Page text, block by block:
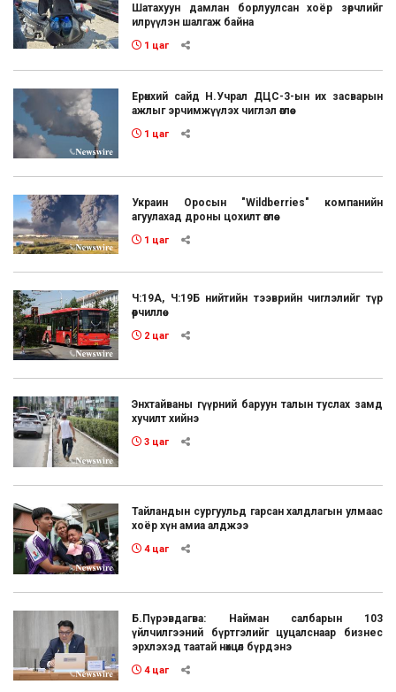
Шатахуун дамлан борлуулсан хоёр зөрчлийг
илрүүлэн шалгаж байна
1 цаг
Ерөнхий сайд Н.Учрал ДЦС-3-ын их засварын
ажлыг эрчимжүүлэх чиглэл өглөө
1 цаг
Украин Оросын "Wildberries" компанийн
агуулахад дроны цохилт өглөө
1 цаг
Ч:19А, Ч:19Б нийтийн тээврийн чиглэлийг түр
өөрчиллөө
2 цаг
Энхтайваны гүүрний баруун талын туслах замд
хучилт хийнэ
3 цаг
Тайландын сургуульд гарсан халдлагын улмаас
хоёр хүн амиа алджээ
4 цаг
Б.Пүрэвдагва: Найман салбарын 103
үйлчилгээний бүртгэлийг цуцалснаар бизнес
эрхлэхэд таатай нөхцөл бүрдэнэ
4 цаг